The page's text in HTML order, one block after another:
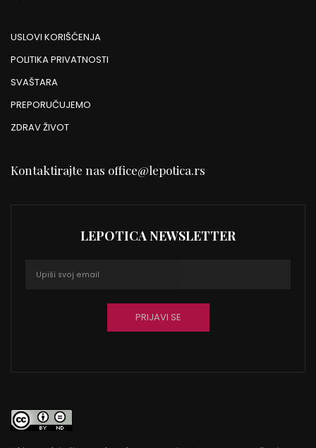
USLOVI KORIŠĆENJA
POLITIKA PRIVATNOSTI
SVAŠTARA
PREPORUČUJEMO
ZDRAV ŽIVOT
Kontaktirajte nas office@lepotica.rs
LEPOTICA NEWSLETTER